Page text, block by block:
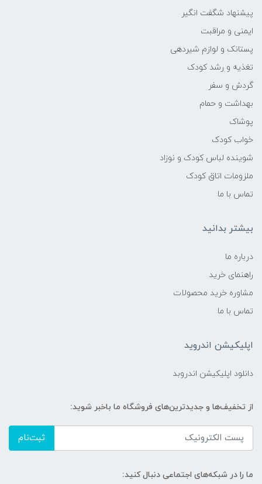
پیشنهاد شگفت انگیر
ایمنی و مراقبت
پستانک و لوازم شیردهی
تغذیه و رشد کودک
گردش و سفر
بهداشت و حمام
پوشاک
خواب کودک
شوینده لباس کودک و نوزاد
ملزومات اتاق کودک
تماس با ما
بیشتر بدانید
درباره ما
راهنمای خرید
مشاوره خرید محصولات
تماس با ما
اپلیکیشن اندروید
دانلود اپلیکیشن اندروبد
از تخفیف‌ها و جدیدترین‌های فروشگاه ما باخبر شوید:
ثبت‌نام
ما را در شبکه‌های اجتماعی دنبال کنید: